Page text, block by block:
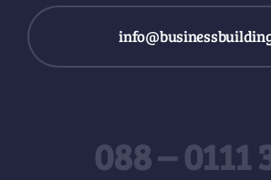
088 – 0111